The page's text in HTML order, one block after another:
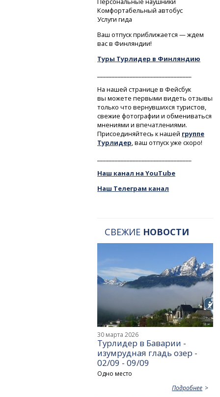
Комфортабельный автобус
Услуги гида
Ваш отпуск приближается — ждем
вас в Финляндии!
Туры Турлидер в Финляндию
На нашей странице в Фейсбук
вы можете первыми видеть отзывы
только что вернувшихся туристов,
свежие фотографии и обмениваться
мнениями и впечатлениями.
Присоединяйтесь к нашей группе
Турлидер, ваш отпуск уже скоро!
Наш канал на YouTube
Наш Телеграм канал
СВЕЖИЕ НОВОСТИ
30 марта 2026
Турлидер в Баварии -
изумрудная гладь озер -
02/09 - 09/09
Одно место
Подробнее